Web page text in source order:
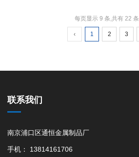
每页显示 9 条,共有 22 条
‹ 1 2 3
联系我们
南京浦口区通恒金属制品厂
手机： 13814161706